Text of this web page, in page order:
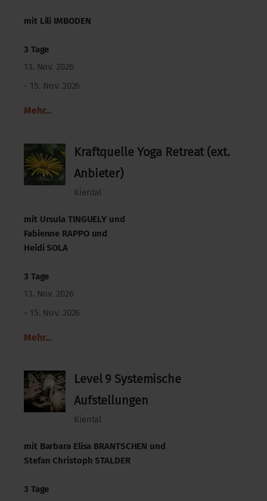
mit Lili IMBODEN
3 Tage
13. Nov. 2026
- 15. Nov. 2026
Mehr...
Kraftquelle Yoga Retreat (ext.
Anbieter)
Kiental
mit Ursula TINGUELY und
Fabienne RAPPO und
Heidi SOLA
3 Tage
13. Nov. 2026
- 15. Nov. 2026
Mehr...
Level 9 Systemische
Aufstellungen
Kiental
mit Barbara Elisa BRANTSCHEN und
Stefan Christoph STALDER
3 Tage